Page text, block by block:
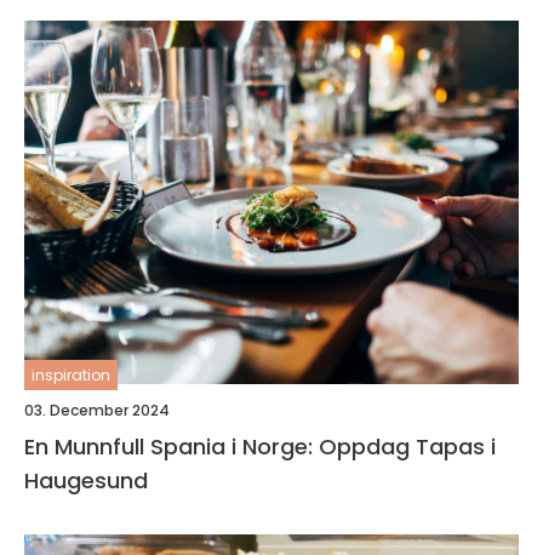
inspiration
03. December 2024
En Munnfull Spania i Norge: Oppdag Tapas i
Haugesund